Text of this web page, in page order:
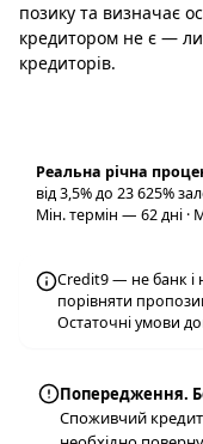
позику та визначає
кредитором не є —
кредиторів.
Реальна річна
від 3,5% до 23 625%
Мін. термін — 62 дні ·
Credit9 — не банк
порівняти
Остаточні умови
Попередження.
Споживчий